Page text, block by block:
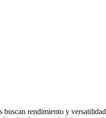
rendimiento y